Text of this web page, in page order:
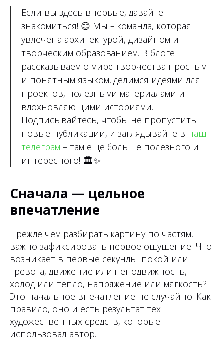
Если вы здесь впервые, давайте
знакомиться! 😊 Мы – команда, которая
увлечена архитектурой, дизайном и
творческим образованием. В блоге
рассказываем о мире творчества простым
и понятным языком, делимся идеями для
проектов, полезными материалами и
вдохновляющими историями.
Подписывайтесь, чтобы не пропустить
новые публикации, и заглядывайте в наш
телеграм – там еще больше полезного и
интересного! 🏛✨
Сначала — цельное
впечатление
Прежде чем разбирать картину по частям,
важно зафиксировать первое ощущение. Что
возникает в первые секунды: покой или
тревога, движение или неподвижность,
холод или тепло, напряжение или мягкость?
Это начальное впечатление не случайно. Как
правило, оно и есть результат тех
художественных средств, которые
использовал автор.